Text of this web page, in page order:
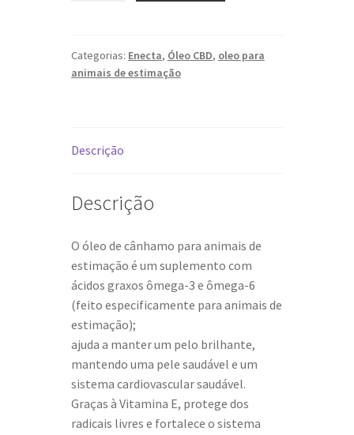
CBD
5%
10ml
Categorias: Enecta, Óleo CBD, oleo para
animais de estimação
Descrição
Descrição
O óleo de cânhamo para animais de
estimação é um suplemento com
ácidos graxos ômega-3 e ômega-6
(feito especificamente para animais de
estimação);
ajuda a manter um pelo brilhante,
mantendo uma pele saudável e um
sistema cardiovascular saudável.
Graças à Vitamina E, protege dos
radicais livres e fortalece o sistema